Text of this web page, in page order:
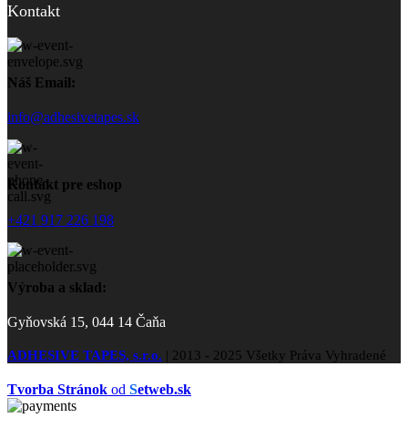
Kontakt
Náš Email:
info@adhesivetapes.sk
Kontakt pre eshop
+421 917 226 198
Výroba a sklad:
Gyňovská 15, 044 14 Čaňa
ADHESIVE TAPES, s.r.o. | 2013 - 2025 Všetky Práva Vyhradené
Tvorba Stránok od Setweb.sk